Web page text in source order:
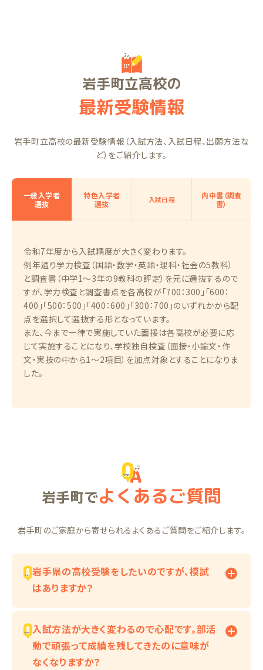
岩手町立高校の
最新受験情報
岩手町立高校の最新受験情報（入試方法、入試日程、出願方法な
ど）をご紹介します。
一般入学者
選抜
特色入学者
選抜
入試日程
内申書（調査
書）
令和7年度から入試精度が大きく変わります。
例年通り学力検査（国語・数学・英語・理科・社会の5教科）
と調査書（中学1〜3年の9教科の評定）を元に選抜するので
すが、学力検査と調査書点を各高校が「700：300」「600：
400」「500：500」「400：600」「300：700」のいずれかから配
点を選択して選抜する形となっています。
また、今まで一律で実施していた面接は各高校が必要に応
じて実施することになり、学校独自検査（面接・小論文・作
文・実技の中から1〜2項目）を加点対象とすることになりま
した。
岩手町でよくあるご質問
岩手町のご家庭から寄せられるよくあるご質問をご紹介します。
岩手県の高校受験をしたいのですが、模試
はありますか？
入試方法が大きく変わるので心配です。部活
動で頑張って成績を残してきたのに意味が
なくなりますか？